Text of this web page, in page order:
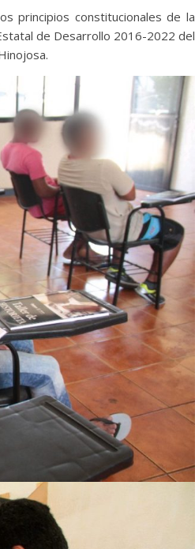
principios constitucionales de la
de Desarrollo 2016-2022 del